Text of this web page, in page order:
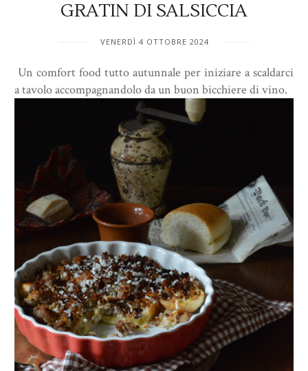
GRATIN DI SALSICCIA
VENERDÌ 4 OTTOBRE 2024
Un comfort food tutto autunnale per iniziare a scaldarci
a tavolo accompagnandolo da un buon bicchiere di vino.